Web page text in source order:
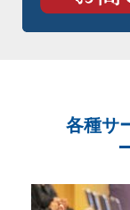
各種サ